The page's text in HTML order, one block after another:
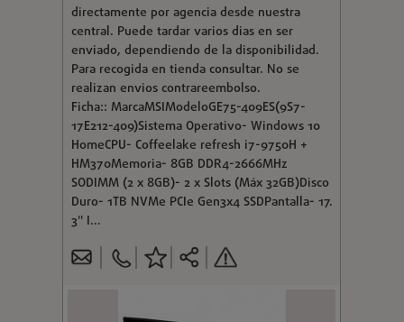
directamente por agencia desde nuestra
central. Puede tardar varios dias en ser
enviado, dependiendo de la disponibilidad.
Para recogida en tienda consultar. No se
realizan envios contrareembolso.
Ficha:: MarcaMSIModeloGE75-409ES(9S7-
17E212-409)Sistema Operativo- Windows 10
HomeCPU- Coffeelake refresh i7-9750H +
HM370Memoria- 8GB DDR4-2666MHz
SODIMM (2 x 8GB)- 2 x Slots (Máx 32GB)Disco
Duro- 1TB NVMe PCIe Gen3x4 SSDPantalla- 17.
3" I...